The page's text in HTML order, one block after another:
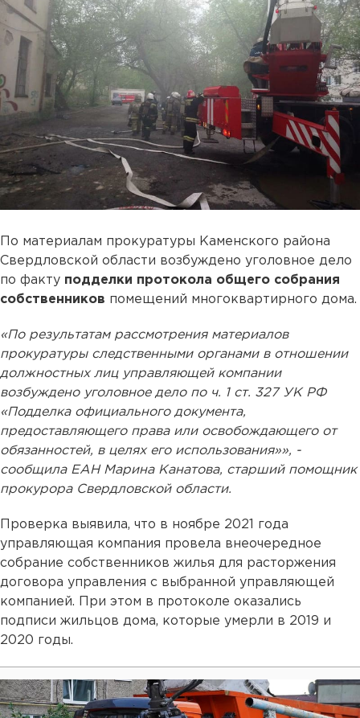
По материалам прокуратуры Каменского района
Свердловской области возбуждено уголовное дело
по факту подделки протокола общего собрания
собственников помещений многоквартирного дома.
«По результатам рассмотрения материалов
прокуратуры следственными органами в отношении
должностных лиц управляющей компании
возбуждено уголовное дело по ч. 1 ст. 327 УК РФ
«Подделка официального документа,
предоставляющего права или освобождающего от
обязанностей, в целях его использования»», -
сообщила ЕАН Марина Канатова, старший помощник
прокурора Свердловской области.
Проверка выявила, что в ноябре 2021 года
управляющая компания провела внеочередное
собрание собственников жилья для расторжения
договора управления с выбранной управляющей
компанией. При этом в протоколе оказались
подписи жильцов дома, которые умерли в 2019 и
2020 годы.